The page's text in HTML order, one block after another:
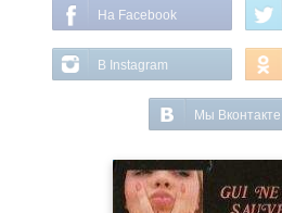
На Facebook
В Instagram
Мы Вконтакте